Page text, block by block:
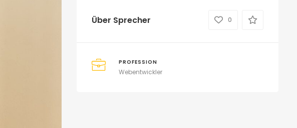
Über Sprecher 0
PROFESSION
Webentwickler